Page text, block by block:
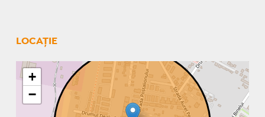
LOCAȚIE
+
−